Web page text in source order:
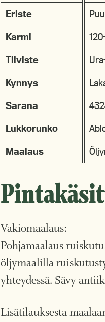
Eriste
Karmi
Tiiviste
Kynnys
Sarana
Lukkorunko
Maalaus
Vakiomaalaus:
Pohjamaalaus
öljymaalilla
yhteydessä. Sävy
Lisätilauksesta